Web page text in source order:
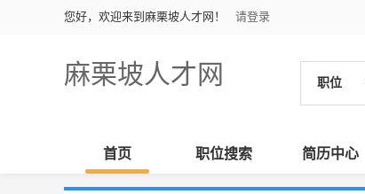
您好，欢迎来到麻栗坡人才网！ 请登录
麻栗坡人才网 职位
首页 职位搜索 简历中心